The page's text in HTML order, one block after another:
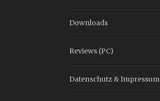
Downloads
Reviews (PC)
Datenschutz & Impressum